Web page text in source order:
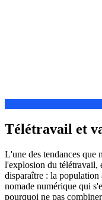
Télétravail et
L'une des tendances que
l'explosion du télétravail,
disparaître : la population
nomade numérique qui
pourquoi ne pas